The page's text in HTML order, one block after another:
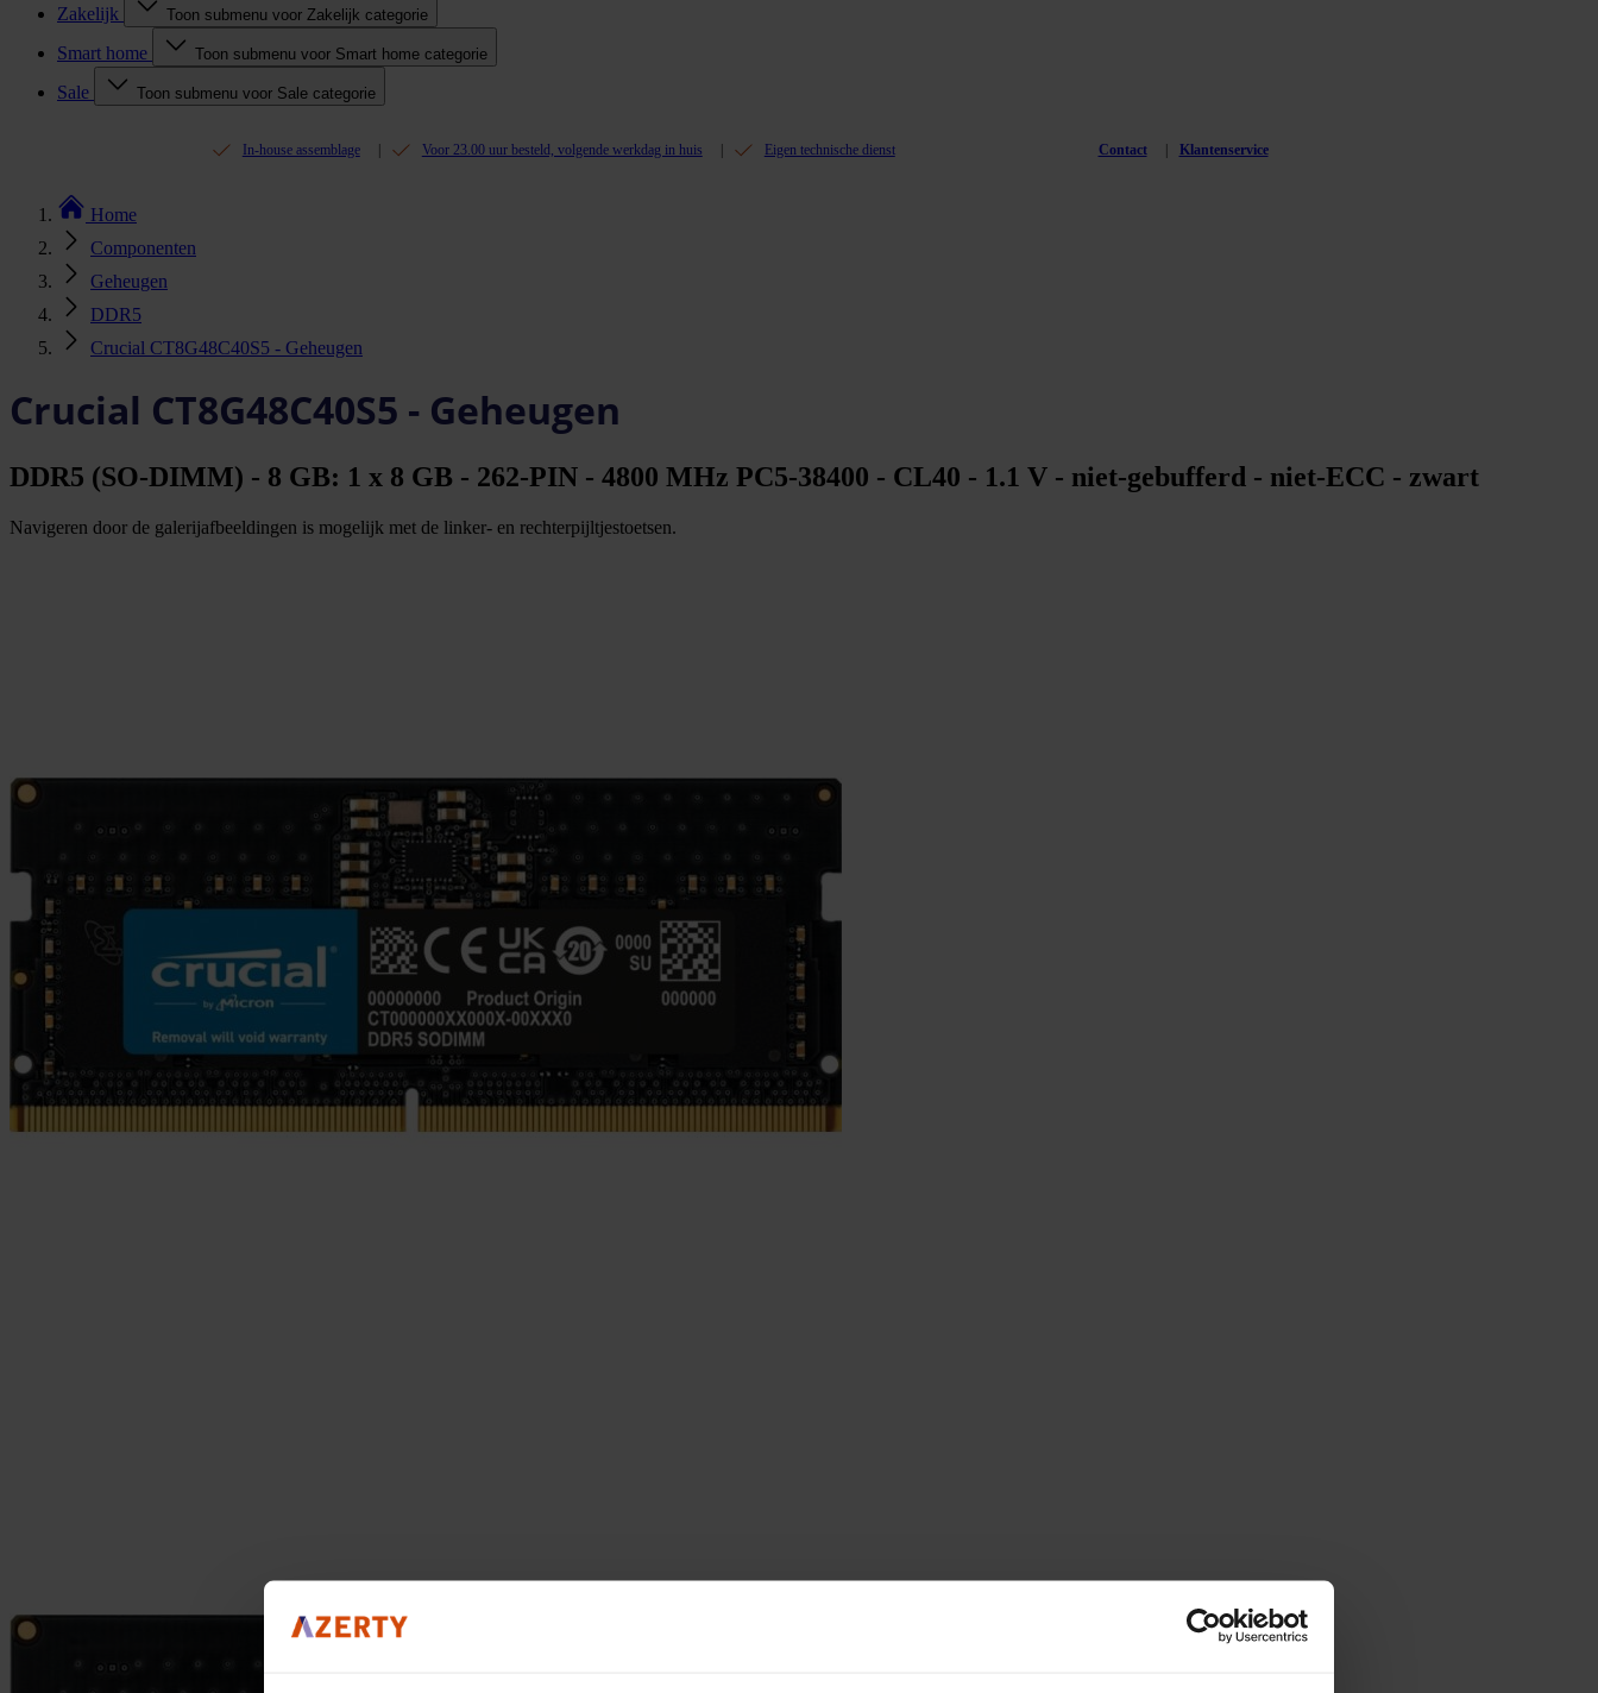
Zakelijk Toon submenu voor Zakelijk categorie
Smart home Toon submenu voor Smart home categorie
Sale Toon submenu voor Sale categorie
In-house assemblage Voor 23.00 uur besteld, volgende werkdag in huis Eigen technische dienst Contact Klantenservice
Home
Componenten
Geheugen
DDR5
Crucial CT8G48C40S5 - Geheugen
Crucial CT8G48C40S5 - Geheugen
DDR5 (SO-DIMM) - 8 GB: 1 x 8 GB - 262-PIN - 4800 MHz PC5-38400 - CL40 - 1.1 V - niet-gebufferd - niet-ECC - zwart
Navigeren door de galerijafbeeldingen is mogelijk met de linker- en rechterpijltjestoetsen.